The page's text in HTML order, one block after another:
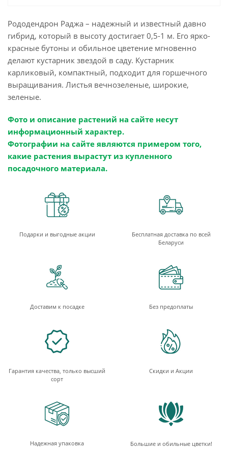
Рододендрон Раджа – надежный и известный давно
гибрид, который в высоту достигает 0,5-1 м. Его ярко-
красные бутоны и обильное цветение мгновенно
делают кустарник звездой в саду. Кустарник
карликовый, компактный, подходит для горшечного
выращивания. Листья вечнозеленые, широкие,
зеленые.
Фото и описание растений на сайте несут
информационный характер.
Фотографии на сайте являются примером того,
какие растения вырастут из купленного
посадочного материала.
Подарки и выгодные акции
Бесплатная доставка по всей
Беларуси
Доставим к посадке Без предоплаты
Гарантия качества, только высший
сорт
Скидки и Акции
Надежная упаковка Большие и обильные цветки!